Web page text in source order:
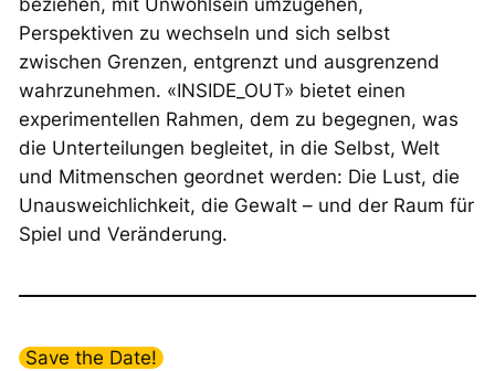
Perspektiven zu wechseln und sich selbst
zwischen Grenzen, entgrenzt und ausgrenzend
wahrzunehmen. «INSIDE_OUT» bietet einen
experimentellen Rahmen, dem zu begegnen, was
die Unterteilungen begleitet, in die Selbst, Welt
und Mitmenschen geordnet werden: Die Lust, die
Unausweichlichkeit, die Gewalt – und der Raum für
Spiel und Veränderung.
Save the Date!